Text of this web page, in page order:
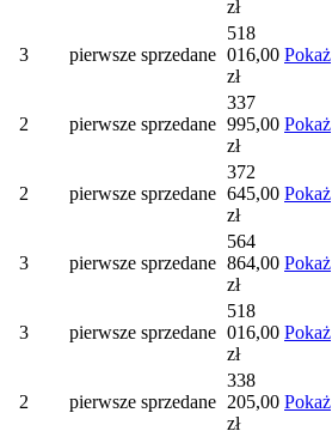
zł
3 pierwsze sprzedane
518
016,00
zł
Pokaż
2 pierwsze sprzedane
337
995,00
zł
Pokaż
2 pierwsze sprzedane
372
645,00
zł
Pokaż
3 pierwsze sprzedane
564
864,00
zł
Pokaż
3 pierwsze sprzedane
518
016,00
zł
Pokaż
2 pierwsze sprzedane
338
205,00
zł
Pokaż